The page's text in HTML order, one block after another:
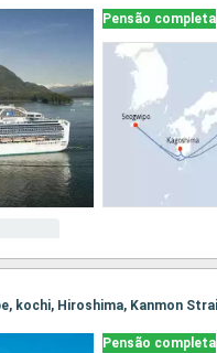
Pensão completa
Pensão completa